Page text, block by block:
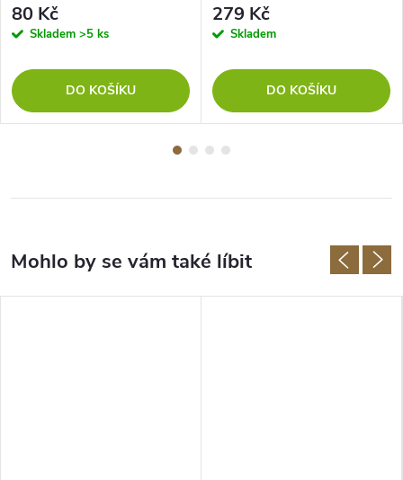
80 Kč
Skladem >5 ks
DO KOŠÍKU
279 Kč
Skladem
DO KOŠÍKU